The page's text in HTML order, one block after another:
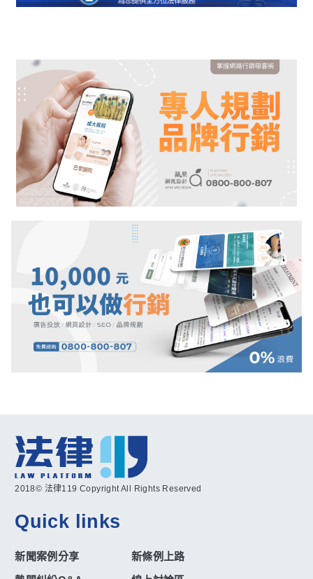
2018© 法律119 Copyright All Rights Reserved
Quick links
新聞案例分享
新條例上路